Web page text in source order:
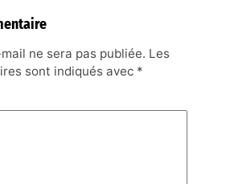
ne sera pas publiée. Les
sont indiqués avec *